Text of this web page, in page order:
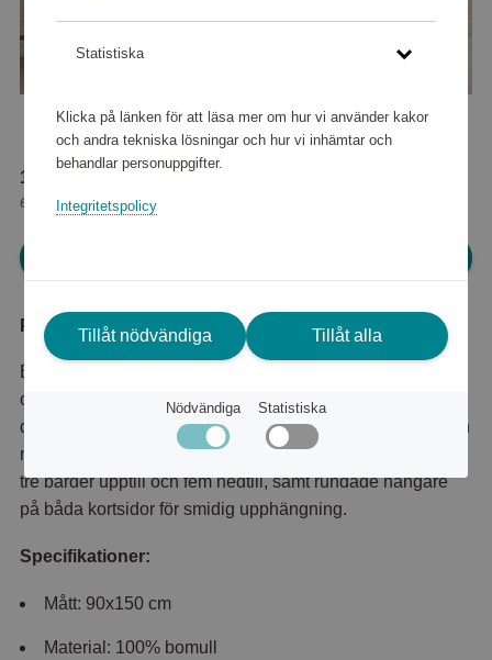
16 480 poäng
eller
206 kr
Produktbeskrivning
Borganäs Helle frotté är en serie handdukar, badlakan
och dushmattor i stilren och modern design som passar i
de flesta badrum. Frottén är tillverkad av 100% bomull i en
mjuk och skön kvalitet. Badlakan i storlek 90x150 cm har
tre bårder upptill och fem nedtill, samt rundade hängare
på båda kortsidor för smidig upphängning.
Specifikationer:
Mått: 90x150 cm
Material: 100% bomull
Statistiska
Klicka på länken för att läsa mer om hur vi använder kakor
och andra tekniska lösningar och hur vi inhämtar och
behandlar personuppgifter.
Integritetspolicy
Tillåt nödvändiga Tillåt alla
Nödvändiga Statistiska